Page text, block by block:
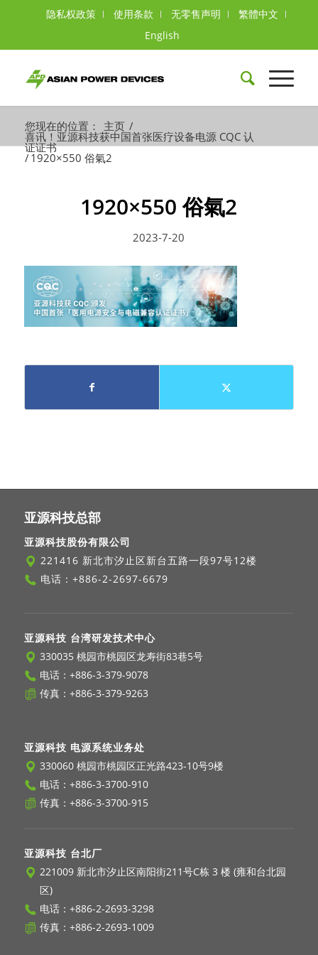
隐私权政策 使用条款 无零售声明
繁體中文
English
您现在的位置： 主页 /
喜讯！亚源科技获中国首张医疗设备电源 CQC 认
证证书
/ 1920×550 俗氣2
1920×550 俗氣2
2023-7-20
亚源科技总部
亚源科技股份有限公司
221416 新北市汐止区新台五路一段97号12楼
电话： +886-2-2697-6679
亚源科技 台湾研发技术中心
330035 桃园市桃园区龙寿街83巷5号
电话： +886-3-379-9078
传真：+886-3-379-9263
亚源科技 电源系统业务处
330060 桃园市桃园区正光路423-10号9楼
电话： +886-3-3700-910
传真：+886-3-3700-915
亚源科技 台北厂
221009 新北市汐止区南阳街211号C栋 3 楼 (雍和台北园
区)
电话： +886-2-2693-3298
传真：+886-2-2693-1009